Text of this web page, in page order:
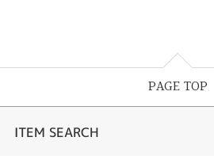
PAGE TOP
ITEM SEARCH